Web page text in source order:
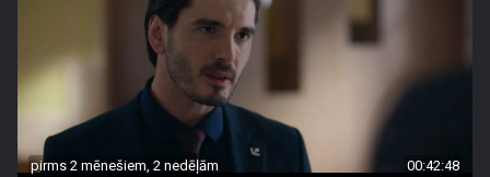
pirms 2 mēnešiem, 2 nedēļām 00:42:48